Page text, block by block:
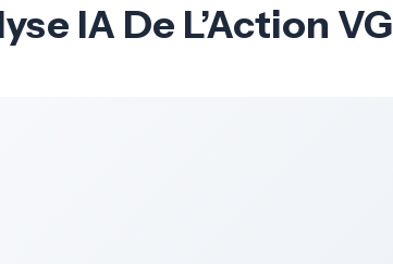
IA De L’Action VG